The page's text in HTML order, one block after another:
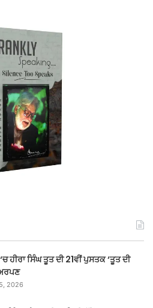
ਹੀਰਾ ਸਿੰਘ ਤੂਤ ਦੀ 21ਵੀਂ ਪੁਸਤਕ ‘ਤੂਤ ਦੀ
2026